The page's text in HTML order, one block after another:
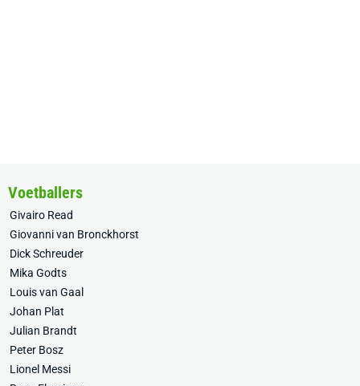
Voetballers
Givairo Read
Giovanni van Bronckhorst
Dick Schreuder
Mika Godts
Louis van Gaal
Johan Plat
Julian Brandt
Peter Bosz
Lionel Messi